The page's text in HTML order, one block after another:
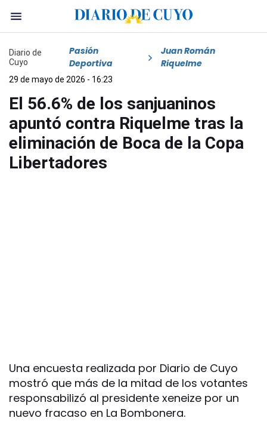
Diario de
Cuyo
Pasión
Deportiva
Juan Román
Riquelme
29 de mayo de 2026 - 16:23
El 56.6% de los sanjuaninos
apuntó contra Riquelme tras la
eliminación de Boca de la Copa
Libertadores
Una encuesta realizada por Diario de Cuyo
mostró que más de la mitad de los votantes
responsabilizó al presidente xeneize por un
nuevo fracaso en La Bombonera.